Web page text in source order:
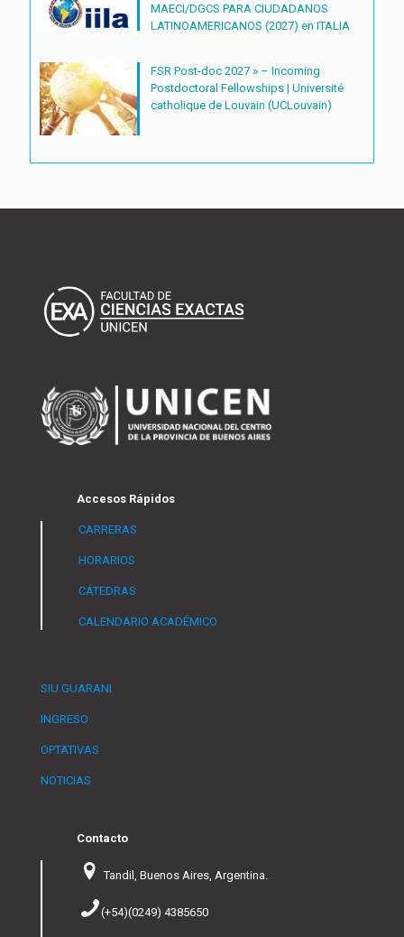
MAECI/DGCS PARA CIUDADANOS
LATINOAMERICANOS (2027) en ITALIA
FSR Post-doc 2027 » – Incoming
Postdoctoral Fellowships | Université
catholique de Louvain (UCLouvain)
Accesos Rápidos
CARRERAS
HORARIOS
CÁTEDRAS
CALENDARIO ACADÉMICO
SIU GUARANI
INGRESO
OPTATIVAS
NOTICIAS
Contacto
Tandil, Buenos Aires, Argentina.
(+54)(0249) 4385650